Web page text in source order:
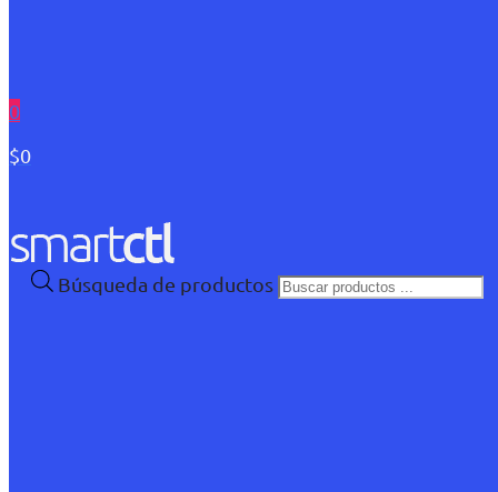
0
$0
Búsqueda de productos